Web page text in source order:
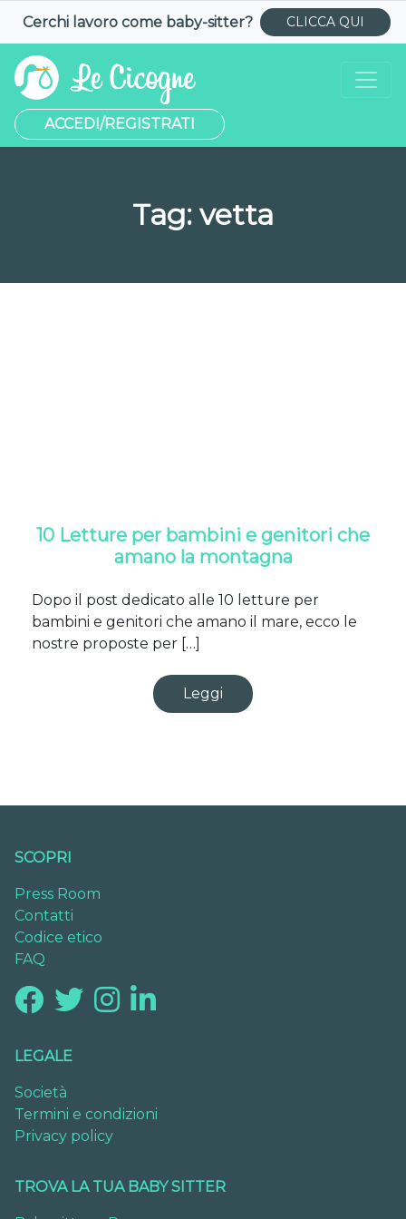
Cerchi lavoro come baby-sitter? CLICCA QUI
ACCEDI/REGISTRATI
Tag: vetta
10 Letture per bambini e genitori che
amano la montagna
Dopo il post dedicato alle 10 letture per
bambini e genitori che amano il mare, ecco le
nostre proposte per […]
Leggi
SCOPRI
Press Room
Contatti
Codice etico
FAQ
LEGALE
Società
Termini e condizioni
Privacy policy
TROVA LA TUA BABY SITTER